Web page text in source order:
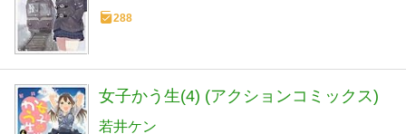
288
女子かう生(4) (アクションコミックス)
若井ケン